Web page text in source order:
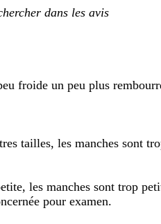
froide un peu plus
tailles, les manches sont
les manches sont trop
pour examen.